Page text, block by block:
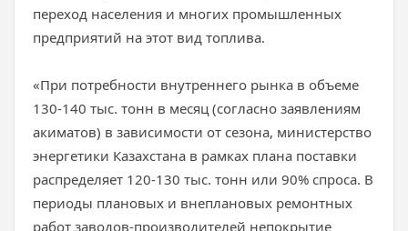
переход населения и многих промышленных
предприятий на этот вид топлива.
«При потребности внутреннего рынка в объеме
130-140 тыс. тонн в месяц (согласно заявлениям
акиматов) в зависимости от сезона, министерство
энергетики Казахстана в рамках плана поставки
распределяет 120-130 тыс. тонн или 90% спроса. В
периоды плановых и внеплановых ремонтных
работ заводов-производителей непокрытие